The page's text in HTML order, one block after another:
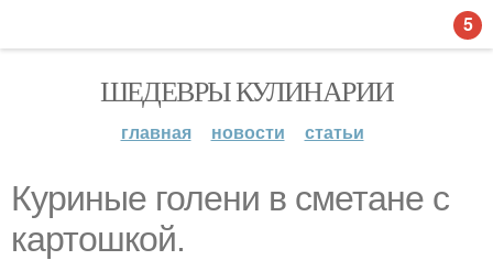
ШЕДЕВРЫ КУЛИНАРИИ
главная новости статьи
Куриные голени в сметане с
картошкой.
5